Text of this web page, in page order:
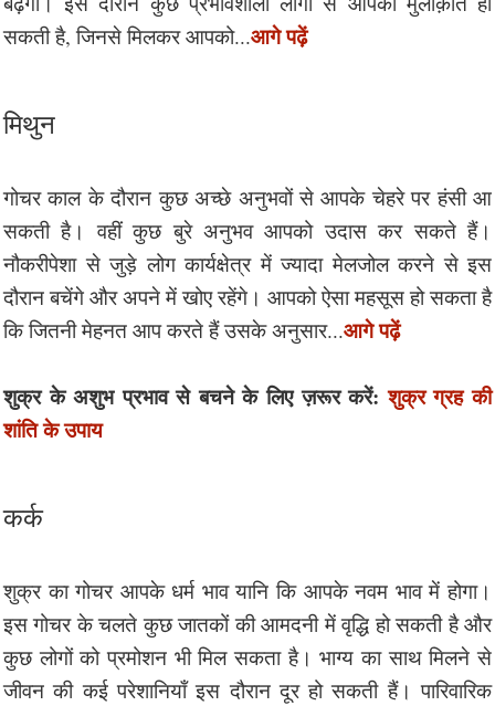
सकती है, जिनसे मिलकर आपको...आगे पढ़ें
मिथुन
गोचर काल के दौरान कुछ अच्छे अनुभवों से आपके चेहरे पर हंसी आ
सकती है। वहीं कुछ बुरे अनुभव आपको उदास कर सकते हैं।
नौकरीपेशा से जुड़े लोग कार्यक्षेत्र में ज्यादा मेलजोल करने से इस
दौरान बचेंगे और अपने में खोए रहेंगे। आपको ऐसा महसूस हो सकता है
कि जितनी मेहनत आप करते हैं उसके अनुसार...आगे पढ़ें
शुक्र के अशुभ प्रभाव से बचने के लिए ज़रूर करें:शुक्र ग्रह की
शांति के उपाय
कर्क
शुक्र का गोचर आपके धर्म भाव यानि कि आपके नवम भाव में होगा।
इस गोचर के चलते कुछ जातकों की आमदनी में वृद्धि हो सकती है और
कुछ लोगों को प्रमोशन भी मिल सकता है। भाग्य का साथ मिलने से
जीवन की कई परेशानियाँ इस दौरान दूर हो सकती हैं। पारिवारिक